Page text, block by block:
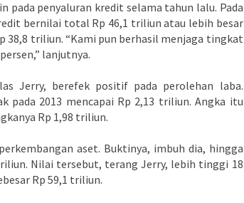
penyaluran kredit selama tahun lalu. Pada
bernilai total Rp 46,1 triliun atau lebih besar
38,8 triliun. “Kami pun berhasil menjaga tingkat
lanjutnya.
Jerry, berefek positif pada perolehan laba.
pada 2013 mencapai Rp 2,13 triliun. Angka itu
Rp 1,98 triliun.
aset. Buktinya, imbuh dia, hingga
Nilai tersebut, terang Jerry, lebih tinggi 18
Rp 59,1 triliun.